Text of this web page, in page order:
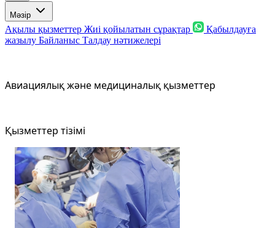
Мәзір
Ақылы қызметтер Жиі қойылатын сұрақтар
Қабылдауға
жазылу Байланыс Талдау нәтижелері
Авиациялық және медициналық қызметтер
Қызметтер тізімі